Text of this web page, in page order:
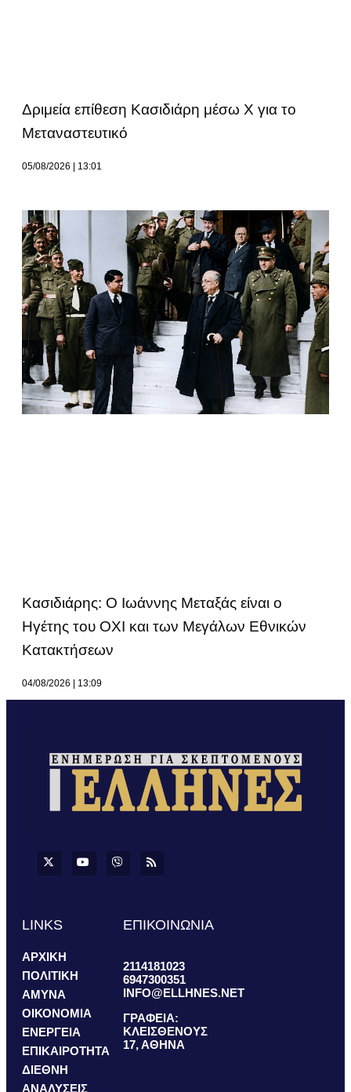
Δριμεία επίθεση Κασιδιάρη μέσω Χ για το
Μεταναστευτικό
05/08/2026 13:01
Κασιδιάρης: Ο Ιωάννης Μεταξάς είναι ο
Ηγέτης του ΟΧΙ και των Μεγάλων Εθνικών
Κατακτήσεων
04/08/2026 13:09
LINKS
ΑΡΧΙΚΗ
ΠΟΛΙΤΙΚΗ
ΑΜΥΝΑ
ΟΙΚΟΝΟΜΙΑ
ΕΝΕΡΓΕΙΑ
ΕΠΙΚΑΙΡΟΤΗΤΑ
ΔΙΕΘΝΗ
ΑΝΑΛΥΣΕΙΣ
ΕΠΙΚΟΙΝΩΝΙΑ
2114181023
6947300351
INFO@ELLHNES.NET
ΓΡΑΦΕΙΑ:
ΚΛΕΙΣΘΕΝΟΥΣ
17, ΑΘΗΝΑ